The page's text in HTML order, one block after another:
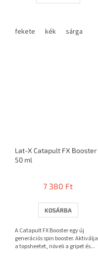
fekete kék sárga
Lat-X Catapult FX Booster
50 ml
7 380 Ft
KOSÁRBA
A Catapult FX Booster egy új
generációs spin booster. Aktiválja
a topsheetet, növeli a gripet és...